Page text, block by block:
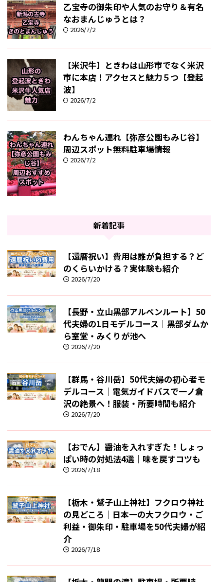
乙宝寺の御朱印や人気のお守り＆有名
なおまんじゅうとは？
2026/7/2
【米沢牛】ときわは山形市でなく米沢
市に本店！アクセスと魅力５つ【登起
波】
2026/7/2
わんちゃん連れ【弥彦公園もみじ谷】
周辺スポット無料駐車場情報
2026/7/2
新着記事
【還暦祝い】費用は誰が負担する？ど
のくらいかける？実体験も紹介
2026/7/20
【長野・立山黒部アルペンルート】50
代夫婦の1日モデルコース｜黒部ダムか
ら室堂・みくりが池へ
2026/7/20
【群馬・谷川岳】50代夫婦の初心者モ
デルコース｜電気ガイドバスで一ノ倉
沢の絶景へ！服装・所要時間も紹介
2026/7/20
【おでん】醤油を入れすぎた！しょっ
ぱい時の対処法4選｜味を戻すコツも
2026/7/18
【栃木・鷲子山上神社】フクロウ神社
の見どころ｜日本一の大フクロウ・ご
利益・御朱印・駐車場を50代夫婦が紹
介
2026/7/18